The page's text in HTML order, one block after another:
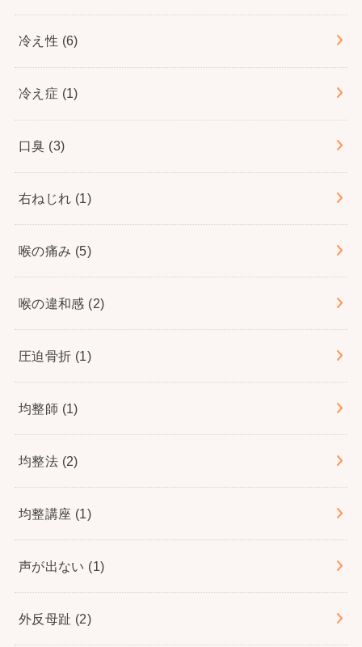
冷え性 (6)
冷え症 (1)
口臭 (3)
右ねじれ (1)
喉の痛み (5)
喉の違和感 (2)
圧迫骨折 (1)
均整師 (1)
均整法 (2)
均整講座 (1)
声が出ない (1)
外反母趾 (2)